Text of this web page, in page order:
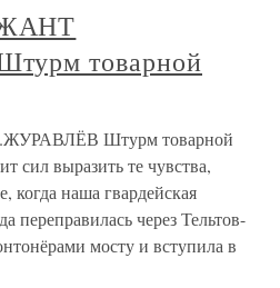
товарной
Штурм товарной
сил выразить те чувства,
когда наша гвардейская
переправилась через Тельтов-
мосту и вступила в